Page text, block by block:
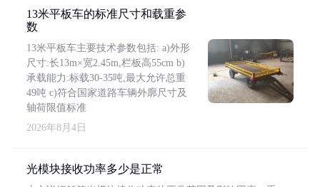
13米平板车的标准尺寸和载重参
数
13米平板车主要技术参数包括: a)外形
尺寸:长13m×宽2.45m,栏板高55cm b)
承载能力:标载30-35吨,最大允许总重
49吨 c)符合国家道路车辆外廓尺寸及
轴荷限值标准
2026年8月4日
光模块接收功率多少是正常